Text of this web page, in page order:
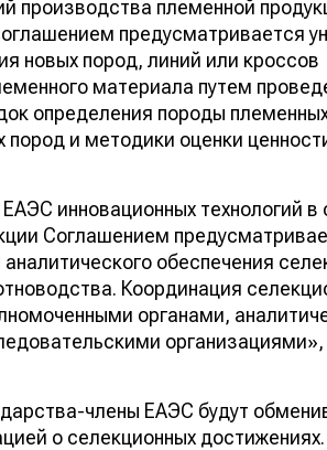
производства племенной
предусматривается
новых пород, линий или кроссов
материала путем
определения породы
и методики оценки
инновационных технологий в
Соглашением
обеспечения
Координация
органами,
члены ЕАЭС будут
о селекционных